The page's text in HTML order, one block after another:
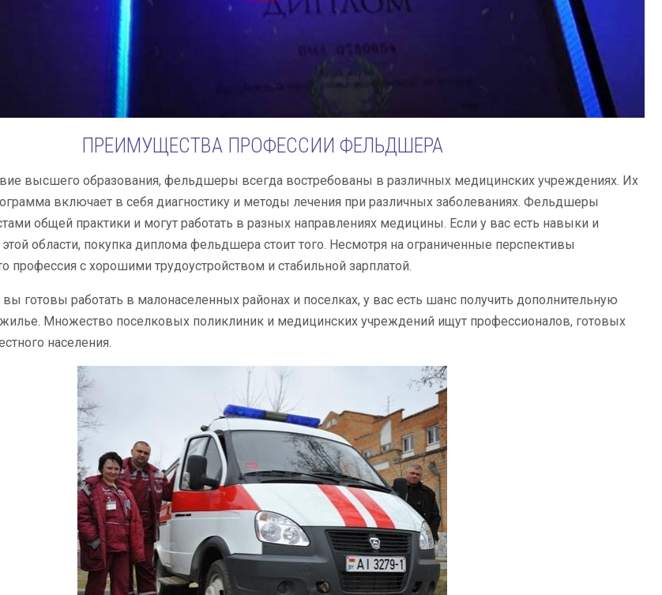
ПРЕИМУЩЕСТВА ПРОФЕССИИ ФЕЛЬДШЕРА
высшего образования, фельдшеры всегда востребованы в различных медицинских учреждениях. Их
включает в себя диагностику и методы лечения при различных заболеваниях. Фельдшеры
общей практики и могут работать в разных направлениях медицины. Если у вас есть навыки и
области, покупка диплома фельдшера стоит того. Несмотря на ограниченные перспективы
профессия с хорошими трудоустройством и стабильной зарплатой.
вы готовы работать в малонаселенных районах и поселках, у вас есть шанс получить дополнительную
жилье. Множество поселковых поликлиник и медицинских учреждений ищут профессионалов, готовых
населения.